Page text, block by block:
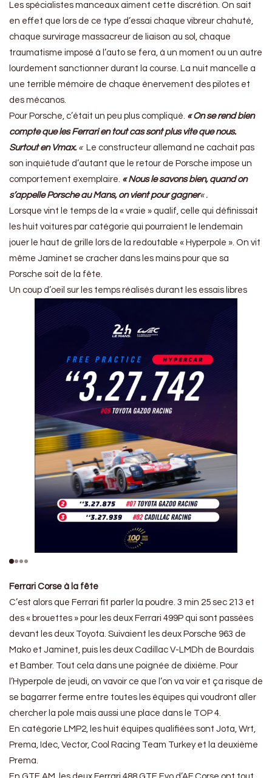
Les spécialistes manceaux aiment cette discrétion. On sait
en effet que lors de ce type d’essai chaque vibreur chahuté,
chaque survirage massacreur de liaison au sol, chaque
traumatisme imposé à l’auto se fera, à un moment ou un autre
lourdement sanctionner durant la course. La nuit mancelle a
une terrible mémoire de chaque énervement des pilotes et
des mécanos.
Pour Porsche, c’était un peu plus compliqué. « On se rend bien
compte que les Ferrari en tout cas sont plus vite que nous.
Surtout en Vmax. « Le constructeur allemand ne cachait pas
son inquiétude d’autant que le retour de Porsche impose un
comportement exemplaire. « Nous le savons bien, quand on
s’appelle Porsche au Mans, on vient pour gagner« .
Lorsque vint le temps de la « vraie » qualif, celle qui définissait
les huit voitures par catégorie qui pourraient le lendemain
jouer le haut de grille lors de la redoutable « Hyperpole ». On vit
même Jaminet se cracher dans les mains pour que sa
Porsche soit de la fête.
Un coup d’oeil sur les temps réalisés durant les essais libres
Ferrari Corse à la fête
C’est alors que Ferrari fit parler la poudre. 3 min 25 sec 213 et
des « brouettes » pour les deux Ferrari 499P qui sont passées
devant les deux Toyota. Suivaient les deux Porsche 963 de
Mako et Jaminet, puis les deux Cadillac V-LMDh de Bourdais
et Bamber. Tout cela dans une poignée de dixième. Pour
l’Hyperpole de jeudi, on vavoir ce que l’on va voir et ça risque de
se bagarrer ferme entre toutes les équipes qui voudront aller
chercher la pole mais aussi une place dans le TOP 4.
En catégorie LMP2, les huit équipes qualifiées sont Jota, Wrt,
Prema, Idec, Vector, Cool Racing Team Turkey et la deuxième
Prema.